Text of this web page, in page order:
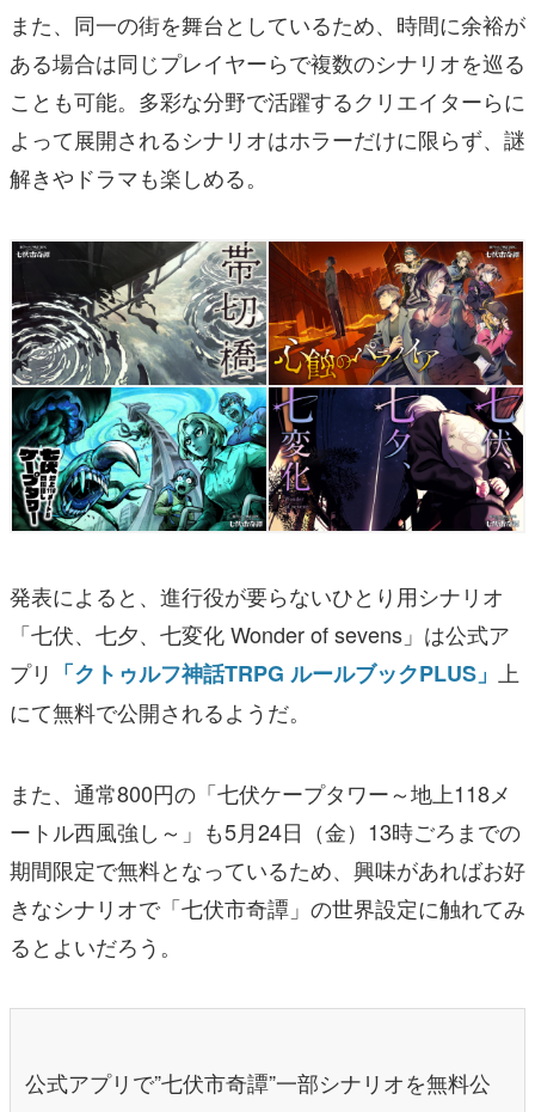
また、同一の街を舞台としているため、時間に余裕が
ある場合は同じプレイヤーらで複数のシナリオを巡る
ことも可能。多彩な分野で活躍するクリエイターらに
よって展開されるシナリオはホラーだけに限らず、謎
解きやドラマも楽しめる。
発表によると、進行役が要らないひとり用シナリオ
「七伏、七夕、七変化 Wonder of sevens」は公式ア
プリ 「クトゥルフ神話TRPG ルールブックPLUS」 上
にて無料で公開されるようだ。
また、通常800円の「七伏ケープタワー～地上118メ
ートル西風強し～」も5月24日（金）13時ごろまでの
期間限定で無料となっているため、興味があればお好
きなシナリオで「七伏市奇譚」の世界設定に触れてみ
るとよいだろう。
公式アプリで”七伏市奇譚”一部シナリオを無料公